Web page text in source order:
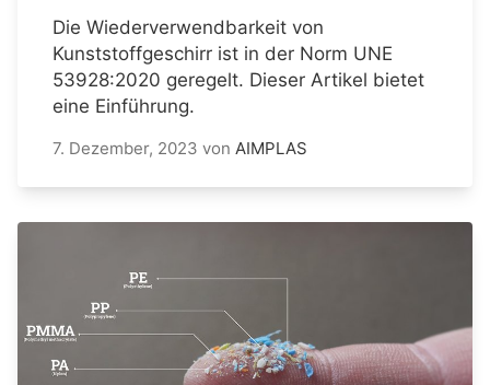
Die Wiederverwendbarkeit von
Kunststoffgeschirr ist in der Norm UNE
53928:2020 geregelt. Dieser Artikel bietet
eine Einführung.
7. Dezember, 2023 von AIMPLAS